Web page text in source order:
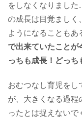
をしなくなりまし
の成長は目覚ましく
ようになることもあ
で出来ていたことが
っちも成長！どっち
おむつなし育児をし
が、大きくなる過程
ったとは捉えないで